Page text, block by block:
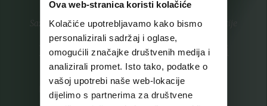
Ova web-stranica koristi kolačiće
Kolačiće upotrebljavamo kako bismo
personalizirali sadržaj i oglase,
omogućili značajke društvenih medija i
analizirali promet. Isto tako, podatke o
vašoj upotrebi naše web-lokacije
dijelimo s partnerima za društvene
Saznajte prvi za nove proizvode i ekskluzivne promocije
Prijavite se na listu za novosti